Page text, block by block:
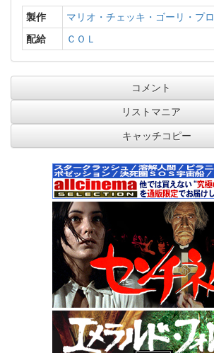
製作
マリオ・チェッキ・ゴーリ・プロ
配給
ＣＯＬ
コメント
リストマニア
キャッチコピー